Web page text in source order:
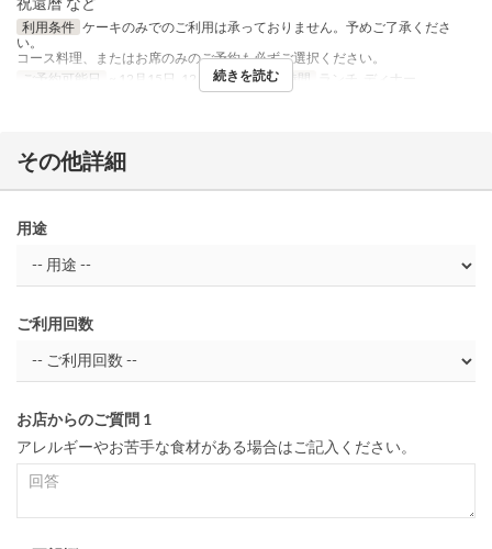
利用条件 ケーキのみでのご利用は承っておりません。予めご了承くださ
い。
コース料理、またはお席のみのご予約も必ずご選択ください。
ご予約可能日
~ 12月15日, 12月28日 ~ 食事時間 ランチ, ディナー
続きを読む
その他詳細
用途
ご利用回数
お店からのご質問 1
アレルギーやお苦手な食材がある場合はご記入ください。